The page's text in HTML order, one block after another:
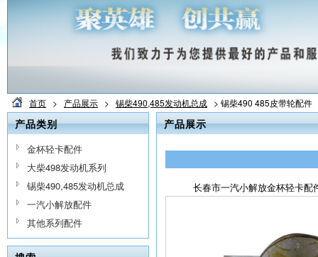
首页 > 产品展示 > 锡柴490,485发动机总成 > 锡柴490 485皮带轮配件
产品类别
金杯轻卡配件
大柴498发动机系列
锡柴490,485发动机总成
一汽小解放配件
其他系列配件
产品展示
长春市一汽小解放金杯轻卡配